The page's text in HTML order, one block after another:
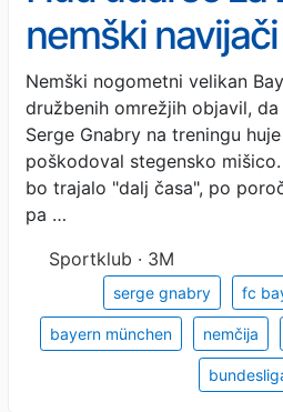
nemški
Nemški nogometni velikan
družbenih omrežjih objavil, da
Serge Gnabry na treningu huje
poškodoval stegensko
bo trajalo "dalj časa", po
pa …
Sportklub · 3M
serge gnabry fc
bayern münchen nemčija